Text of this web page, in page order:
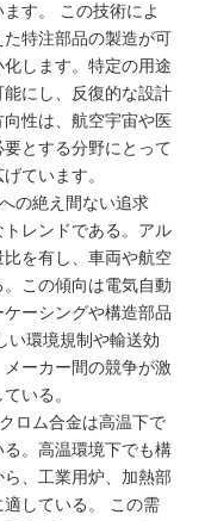
す。 この技術によ
特注部品の製造が可
します。特定の用途
にし、反復的な設計
性は、航空宇宙や医
とする分野にとって
ています。
の絶え間ない追求
レンドである。アル
を有し、車両や航空
この傾向は電気自動
ーシングや構造部品
い環境規制や輸送効
ーカー間の競争が激
いる。
ロム合金は高温下で
。高温環境下でも構
、工業用炉、加熱部
している。 この需